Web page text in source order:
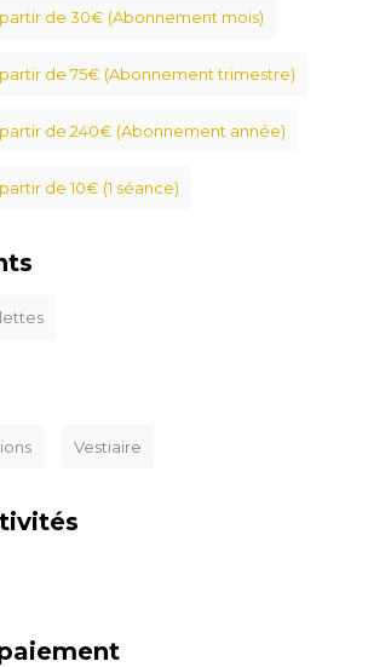
de 30€ (Abonnement mois)
de 75€ (Abonnement trimestre)
de 240€ (Abonnement année)
de 10€ (1 séance)
Vestiaire